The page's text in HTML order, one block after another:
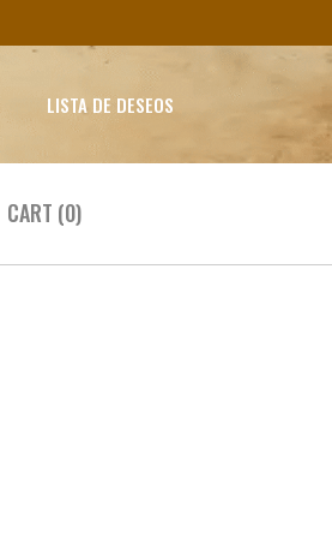
LISTA DE DESEOS
CART (0)